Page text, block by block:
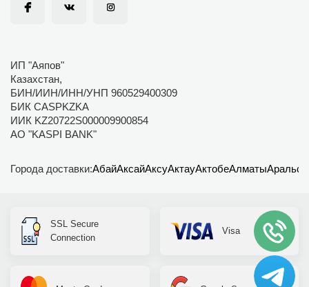
ИП "Аяпов"
Казахстан,
БИН/ИИН/ИНН/УНП 960529400309
БИК CASPKZKA
ИИК KZ20722S000009900854
АО "KASPI BANK"
Города доставки:АбайАксайАксуАктауАктобеАлматыАральск
SSL Secure
Connection
Visa